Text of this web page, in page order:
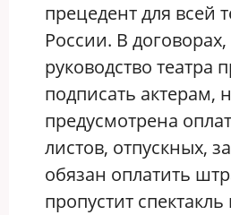
прецедент для всей
России. В
руководство театра
подписать актерам,
предусмотрена
листов, отпускных,
обязан оплатить
пропустит